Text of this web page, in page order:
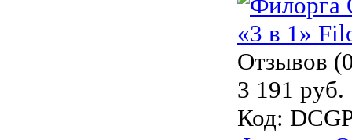
Отзывов
3 191 руб.
Код: